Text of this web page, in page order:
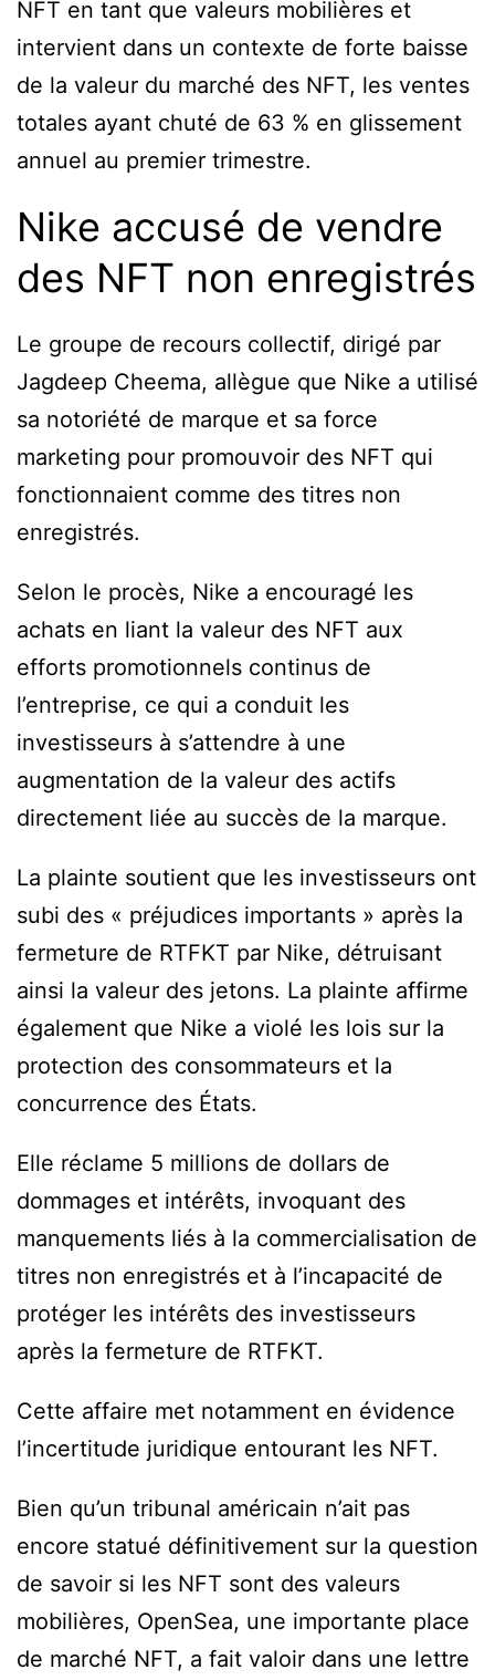
NFT en tant que valeurs mobilières et
intervient dans un contexte de forte baisse
de la valeur du marché des NFT, les ventes
totales ayant chuté de 63 % en glissement
annuel au premier trimestre.
Nike accusé de vendre
des NFT non enregistrés
Le groupe de recours collectif, dirigé par
Jagdeep Cheema, allègue que Nike a utilisé
sa notoriété de marque et sa force
marketing pour promouvoir des NFT qui
fonctionnaient comme des titres non
enregistrés.
Selon le procès, Nike a encouragé les
achats en liant la valeur des NFT aux
efforts promotionnels continus de
l’entreprise, ce qui a conduit les
investisseurs à s’attendre à une
augmentation de la valeur des actifs
directement liée au succès de la marque.
La plainte soutient que les investisseurs ont
subi des « préjudices importants » après la
fermeture de RTFKT par Nike, détruisant
ainsi la valeur des jetons. La plainte affirme
également que Nike a violé les lois sur la
protection des consommateurs et la
concurrence des États.
Elle réclame 5 millions de dollars de
dommages et intérêts, invoquant des
manquements liés à la commercialisation de
titres non enregistrés et à l’incapacité de
protéger les intérêts des investisseurs
après la fermeture de RTFKT.
Cette affaire met notamment en évidence
l’incertitude juridique entourant les NFT.
Bien qu’un tribunal américain n’ait pas
encore statué définitivement sur la question
de savoir si les NFT sont des valeurs
mobilières, OpenSea, une importante place
de marché NFT, a fait valoir dans une lettre